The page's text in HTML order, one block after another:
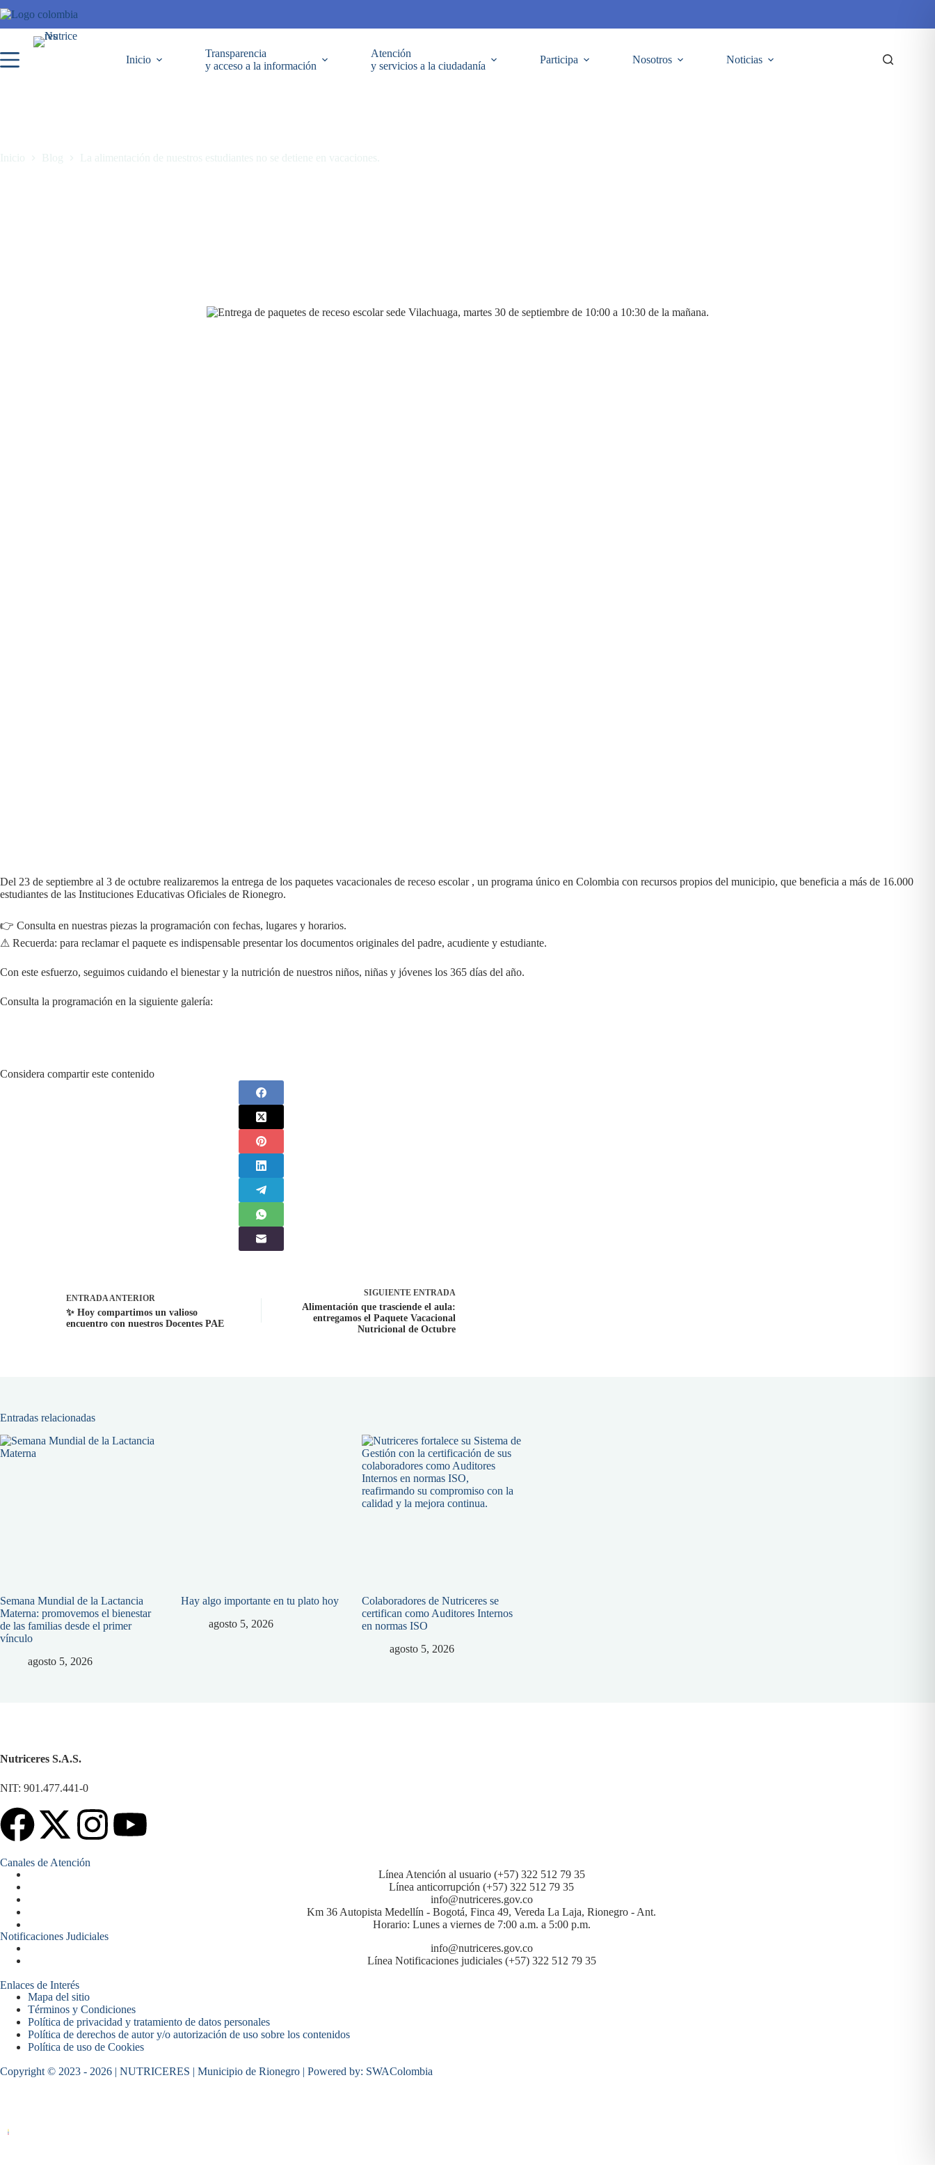
Inicio
Transparencia
y acceso a la información
Atención
y servicios a la ciudadanía
Participa Nosotros Noticias
Inicio Blog
La alimentación de nuestros estudiantes no se detiene en vacaciones.
Del 23 de septiembre al 3 de octubre realizaremos la entrega de los paquetes vacacionales de receso escolar , un programa único en Colombia con recursos propios del municipio, que beneficia a más de 16.000
estudiantes de las Instituciones Educativas Oficiales de Rionegro.
👉 Consulta en nuestras piezas la programación con fechas, lugares y horarios.
⚠ Recuerda: para reclamar el paquete es indispensable presentar los documentos originales del padre, acudiente y estudiante.
Con este esfuerzo, seguimos cuidando el bienestar y la nutrición de nuestros niños, niñas y jóvenes los 365 días del año.
Consulta la programación en la siguiente galería:
Considera compartir este contenido
ENTRADAANTERIOR
✨ Hoy compartimos un valioso
encuentro con nuestros Docentes PAE
SIGUIENTE ENTRADA
Alimentación que trasciende el aula:
entregamos el Paquete Vacacional
Nutricional de Octubre
Entradas relacionadas
Semana Mundial de la Lactancia
Materna: promovemos el bienestar
de las familias desde el primer
vínculo
agosto 5, 2026
Hay algo importante en tu plato hoy
agosto 5, 2026
Colaboradores de Nutriceres se
certifican como Auditores Internos
en normas ISO
agosto 5, 2026
Nutriceres S.A.S.
NIT: 901.477.441-0
Canales de Atención
Línea Atención al usuario (+57) 322 512 79 35
Línea anticorrupción (+57) 322 512 79 35
info@nutriceres.gov.co
Km 36 Autopista Medellín - Bogotá, Finca 49, Vereda La Laja, Rionegro - Ant.
Horario: Lunes a viernes de 7:00 a.m. a 5:00 p.m.
Notificaciones Judiciales
info@nutriceres.gov.co
Línea Notificaciones judiciales (+57) 322 512 79 35
Enlaces de Interés
Mapa del sitio
Términos y Condiciones
Política de privacidad y tratamiento de datos personales
Política de derechos de autor y/o autorización de uso sobre los contenidos
Política de uso de Cookies
Copyright © 2023 - 2026 | NUTRICERES | Municipio de Rionegro | Powered by: SWAColombia